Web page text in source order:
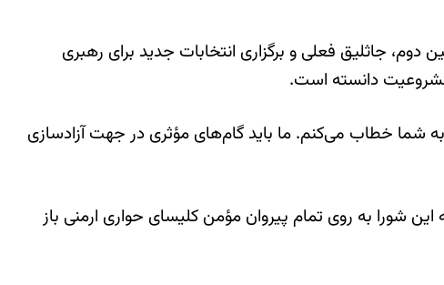
جاثلیق فعلی و برگزاری انتخابات جدید برای رهبری
دانسته است.
شما خطاب می‌کنم. ما باید گام‌های مؤثری در جهت آزادسازی
شورا به روی تمام پیروان مؤمن کلیسای حواری ارمنی باز